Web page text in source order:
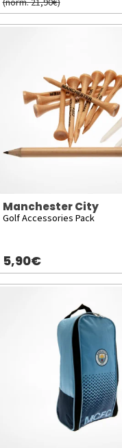
Manchester City
Golf Accessories Pack
5,90€